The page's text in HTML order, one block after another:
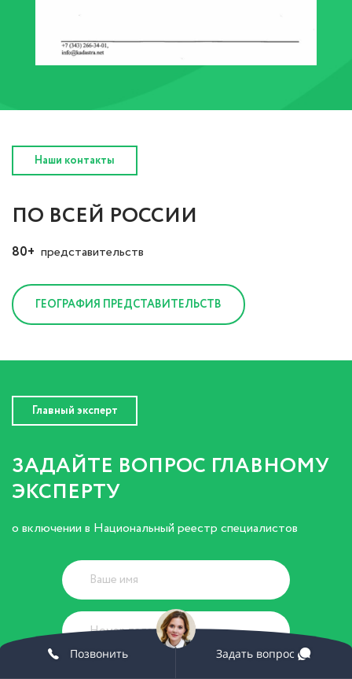
Наши контакты
ПО ВСЕЙ РОССИИ
80+ представительств
ГЕОГРАФИЯ ПРЕДСТАВИТЕЛЬСТВ
Главный эксперт
ЗАДАЙТЕ ВОПРОС ГЛАВНОМУ
ЭКСПЕРТУ
о включении в Национальный реестр специалистов
Позвонить Задать вопрос